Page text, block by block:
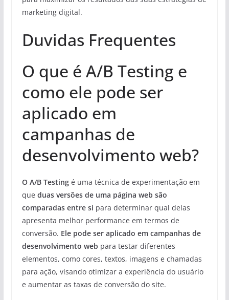
marketing digital.
Duvidas Frequentes
O que é A/B Testing e
como ele pode ser
aplicado em
campanhas de
desenvolvimento web?
O A/B Testingé uma técnica de experimentação em
que duas versões de uma página web são
comparadas entre si para determinar qual delas
apresenta melhor performance em termos de
conversão. Ele pode ser aplicado em campanhas de
desenvolvimento web para testar diferentes
elementos, como cores, textos, imagens e chamadas
para ação, visando otimizar a experiência do usuário
e aumentar as taxas de conversão do site.